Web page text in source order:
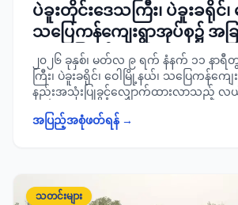
ပဲခူးတိုင်းဒေသကြီး၊ ပဲခူးခရိုင်၊
သပြေကန်ကျေးရွာအုပ်စု၌ အခြ
အသုံးပြုခွင့် လျှောက်ထားလ
လယ်ယာမြေများအား ကွင်းဆ
၂၀၂၆ ခုနှစ်၊ မတ်လ ၉ ရက် နံနက် ၁၁ နာရီ
ကြီး၊ ပဲခူးခရိုင်၊ ဝေါမြို့နယ်၊ သပြေကန်ကျေ
နည်းအသုံးပြုခွင့်လျှောက်ထားလာသည့် လယ်ယ
ရေးမှူး ဦးအောင်စိုးမိုး၊ ခရိုင် မြေစာရင်းဦးစီး
အပြည့်အစုံဖတ်ရန် →
သတင်းများ